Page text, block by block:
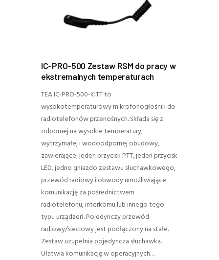
IC-PRO-500 Zestaw RSM do pracy w
ekstremalnych temperaturach
TEA IC-PRO-500-KITT to
wysokotemperaturowy mikrofonogłośnik do
radiotelefonów przenośnych. Składa się z
odpornej na wysokie temperatury,
wytrzymałej i wodoodpornej obudowy,
zawierającej jeden przycisk PTT, jeden przycisk
LED, jedno gniazdo zestawu słuchawkowego,
przewód radiowy i obwody umożliwiające
komunikację za pośrednictwem
radiotelefonu, interkomu lub innego tego
typu urządzeń. Pojedynczy przewód
radiowy/sieciowy jest podłączony na stałe.
Zestaw uzupełnia pojedyncza słuchawka.
Ułatwia komunikację w operacyjnych…